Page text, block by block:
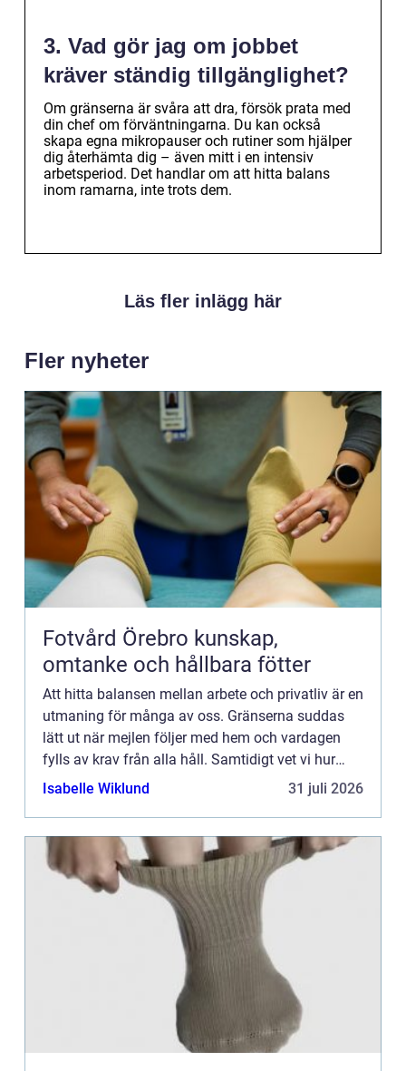
3. Vad gör jag om jobbet
kräver ständig tillgänglighet?
Om gränserna är svåra att dra, försök prata med
din chef om förväntningarna. Du kan också
skapa egna mikropauser och rutiner som hjälper
dig återhämta dig – även mitt i en intensiv
arbetsperiod. Det handlar om att hitta balans
inom ramarna, inte trots dem.
Läs fler inlägg här
Fler nyheter
Fotvård Örebro kunskap,
omtanke och hållbara fötter
Att hitta balansen mellan arbete och privatliv är en
utmaning för många av oss. Gränserna suddas
lätt ut när mejlen följer med hem och vardagen
fylls av krav från alla håll. Samtidigt vet vi hur
viktig ...
Isabelle Wiklund 31 juli 2026